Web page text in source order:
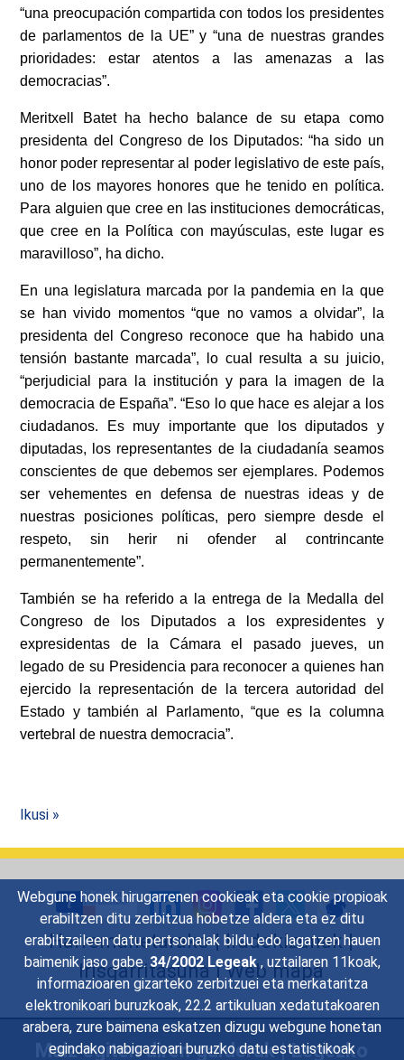
Webgune honek hirugarrenen cookieak eta cookie propioak
erabiltzen ditu zerbitzua hobetze aldera eta ez ditu
erabiltzaileen datu pertsonalak bildu edo lagatzen hauen
baimenik jaso gabe. 34/2002 Legeak, uztailaren 11koak,
informazioaren gizarteko zerbitzuei eta merkataritza
elektronikoari buruzkoak, 22.2 artikuluan xedatutakoaren
arabera, zure baimena eskatzen dizugu webgune honetan
egindako nabigazioari buruzko datu estatistikoak
“una preocupación compartida con todos los presidentes
de parlamentos de la UE” y “una de nuestras grandes
prioridades: estar atentos a las amenazas a las
democracias”.
Meritxell Batet ha hecho balance de su etapa como
presidenta del Congreso de los Diputados: “ha sido un
honor poder representar al poder legislativo de este país,
uno de los mayores honores que he tenido en política.
Para alguien que cree en las instituciones democráticas,
que cree en la Política con mayúsculas, este lugar es
maravilloso”, ha dicho.
En una legislatura marcada por la pandemia en la que
se han vivido momentos “que no vamos a olvidar”, la
presidenta del Congreso reconoce que ha habido una
tensión bastante marcada”, lo cual resulta a su juicio,
“perjudicial para la institución y para la imagen de la
democracia de España”. “Eso lo que hace es alejar a los
ciudadanos. Es muy importante que los diputados y
diputadas, los representantes de la ciudadanía seamos
conscientes de que debemos ser ejemplares. Podemos
ser vehementes en defensa de nuestras ideas y de
nuestras posiciones políticas, pero siempre desde el
respeto, sin herir ni ofender al contrincante
permanentemente”.
También se ha referido a la entrega de la Medalla del
Congreso de los Diputados a los expresidentes y
expresidentas de la Cámara el pasado jueves, un
legado de su Presidencia para reconocer a quienes han
ejercido la representación de la tercera autoridad del
Estado y también al Parlamento, “que es la columna
vertebral de nuestra democracia”.
Ikusi »
Harremanetarako|Iradokizunak|
Irisgarritasuna|Web mapa
Maiz egiten diren galderak|Legezko